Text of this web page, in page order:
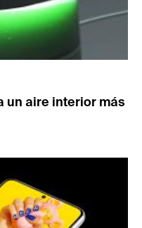
un aire interior más